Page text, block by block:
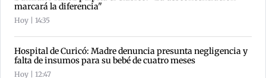
marcará la diferencia"
Hoy | 14:35
Hospital de Curicó: Madre denuncia presunta negligencia y
falta de insumos para su bebé de cuatro meses
Hoy | 12:47